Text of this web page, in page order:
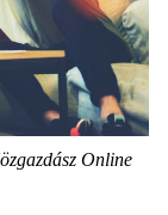
Online